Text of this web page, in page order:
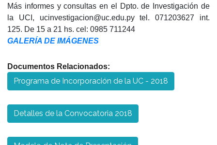
Más informes y consultas en el Dpto. de Investigación de
la UCI, ucinvestigacion@uc.edu.py tel. 071203627 int.
125. De 15 a 21 hs. cel: 0985 711244
GALERÍA DE IMÁGENES
Documentos Relacionados:
Programa de Incorporación de la UC - 2018
Detalles de la Convocatoria 2018